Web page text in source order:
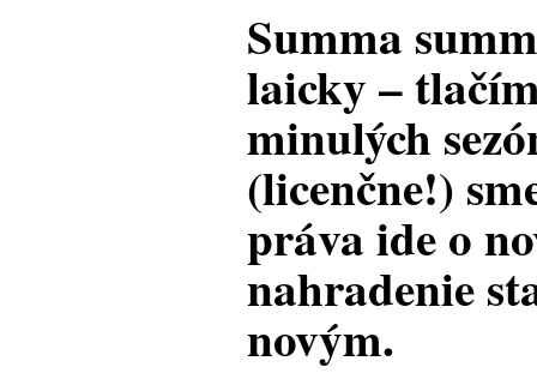
Summa
laicky –
minulých
(licenčne!)
práva ide o
nahradenie
novým.